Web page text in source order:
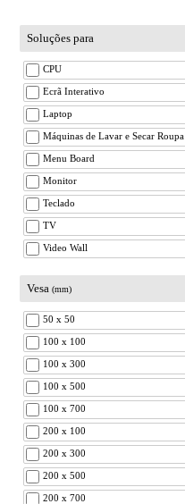
Soluções para
CPU
Ecrã Interativo
Laptop
Máquinas de Lavar e Secar Roupa
Menu Board
Monitor
Teclado
TV
Video Wall
Vesa (mm)
50 x 50
100 x 100
100 x 300
100 x 500
100 x 700
200 x 100
200 x 300
200 x 500
200 x 700